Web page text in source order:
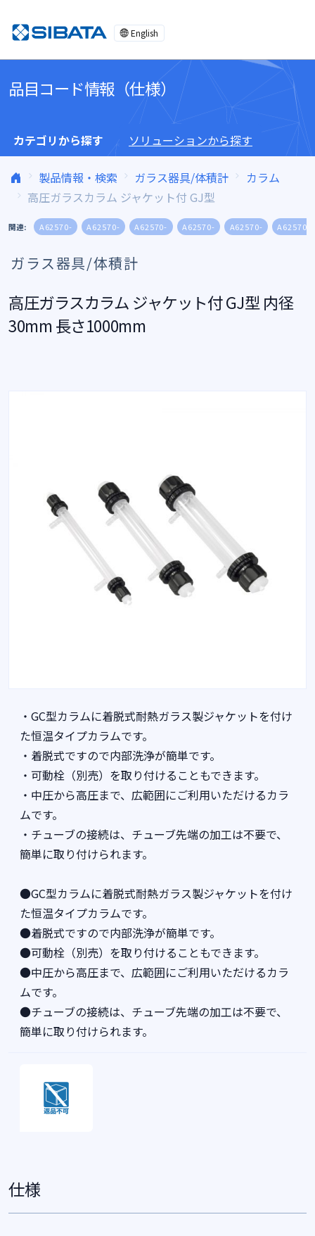
English
品目コード情報（仕様）
カテゴリから探す ソリューションから探す
製品情報・検索 ガラス器具/体積計
カラム
高圧ガラスカラム ジャケット付 GJ型
関連: A62570- A62570- A62570- A62570- A62570- A62570-
ガラス器具/体積計
高圧ガラスカラム ジャケット付 GJ型 内径
30mm 長さ1000mm
・GC型カラムに着脱式耐熱ガラス製ジャケットを付け
た恒温タイプカラムです。
・着脱式ですので内部洗浄が簡単です。
・可動栓（別売）を取り付けることもできます。
・中圧から高圧まで、広範囲にご利用いただけるカラ
ムです。
・チューブの接続は、チューブ先端の加工は不要で、
簡単に取り付けられます。
●GC型カラムに着脱式耐熱ガラス製ジャケットを付け
た恒温タイプカラムです。
●着脱式ですので内部洗浄が簡単です。
●可動栓（別売）を取り付けることもできます。
●中圧から高圧まで、広範囲にご利用いただけるカラ
ムです。
●チューブの接続は、チューブ先端の加工は不要で、
簡単に取り付けられます。
仕様